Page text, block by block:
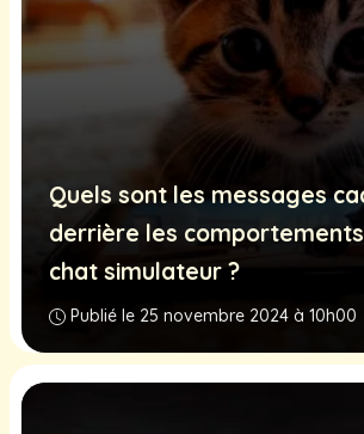
Quels sont les messages
derrière les
chat simulateur ?
Publié le 25 novembre 2024 à 10h00